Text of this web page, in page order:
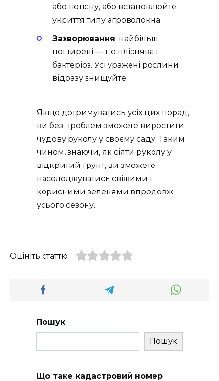
або тютюну, або встановлюйте
укриття типу агроволокна.
Захворювання: найбільш
поширені — це пліснява і
бактеріоз. Усі уражені рослини
відразу знищуйте.
Якщо дотримуватись усіх цих порад,
ви без проблем зможете виростити
чудову руколу у своєму саду. Таким
чином, знаючи, як сіяти руколу у
відкритий ґрунт, ви зможете
насолоджуватись свіжими і
корисними зеленями впродовж
усього сезону.
Оцініть статтю
Пошук
Пошук
Що таке кадастровий номер